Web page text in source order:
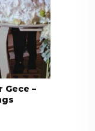
Gece –